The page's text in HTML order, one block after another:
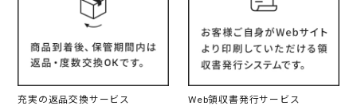
充実の返品交換サービス Web領収書発行サービス